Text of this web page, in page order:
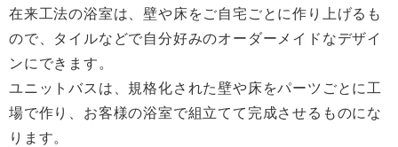
在来工法の浴室は、壁や床をご自宅ごとに作り上げるも
ので、タイルなどで自分好みのオーダーメイドなデザイ
ンにできます。
ユニットバスは、規格化された壁や床をパーツごとに工
場で作り、お客様の浴室で組立てて完成させるものにな
ります。